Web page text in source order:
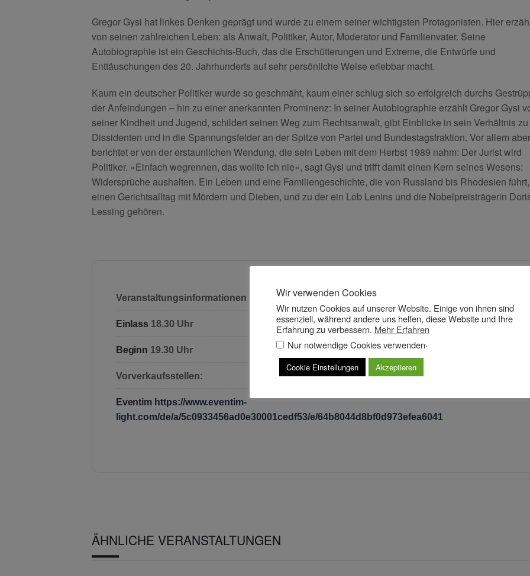
Gregor Gysi hat linkes Denken geprägt und wurde zu einem seiner wichtigsten Protagonisten. Hier
von seinen zahlreichen Leben: als Anwalt, Politiker, Autor, Moderator und Familienvater. Seine
Autobiographie ist ein Geschichts-Buch, das die Erschütterungen und Extreme, die Entwürfe und
Enttäuschungen des 20. Jahrhunderts auf sehr persönliche Weise erlebbar macht.
Kaum ein deutscher Politiker wurde so geschmäht, kaum einer schlug sich so erfolgreich durchs
der Anfeindungen – hin zu einer anerkannten Prominenz: In seiner Autobiographie erzählt Gregor Gysi
seiner Kindheit und Jugend, schildert seinen Weg zum Rechtsanwalt, gibt Einblicke in sein Verhältnis zu
Dissidenten und in die Spannungsfelder an der Spitze von Partei und Bundestagsfraktion. Vor allem aber
berichtet er von der erstaunlichen Wendung, die sein Leben mit dem Herbst 1989 nahm: Der Jurist wird
Politiker. »Einfach wegrennen, das wollte ich nie«, sagt Gysi und trifft damit einen Kern seines Wesens:
Widersprüche aushalten. Ein Leben und eine Familiengeschichte, die von Russland bis Rhodesien
einen Gerichtsalltag mit Mördern und Dieben, und zu der ein Lob Lenins und die Nobelpreisträgerin
Lessing gehören.
Veranstaltungsinformationen
Einlass 18.30 Uhr
Beginn 19.30 Uhr
Vorverkaufsstellen:
Eventim https://www.eventim-
light.com/de/a/5c0933456ad0e30001cedf53/e/64b8044d8bf0d973efea6041
ÄHNLICHE VERANSTALTUNGEN
Wir verwenden Cookies
Wir nutzen Cookies auf unserer Website. Einige von ihnen sind
essenziell, während andere uns helfen, diese Website und Ihre
Erfahrung zu verbessern. Mehr Erfahren
Nur notwendige Cookies verwenden.
Cookie Einstellungen Akzeptieren